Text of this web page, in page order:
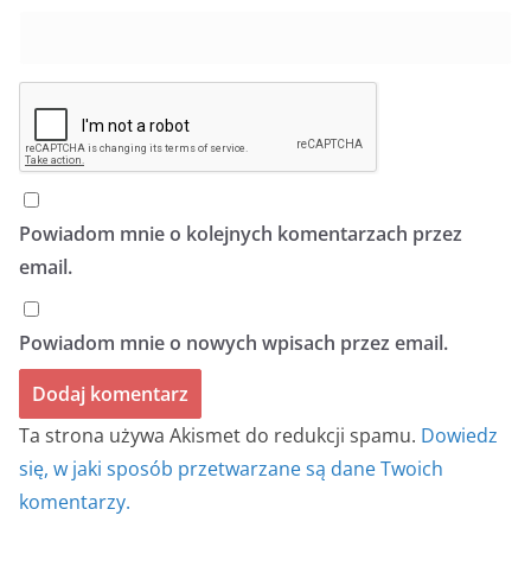
Powiadom mnie o kolejnych komentarzach przez
email.
Powiadom mnie o nowych wpisach przez email.
Ta strona używa Akismet do redukcji spamu. Dowiedz
się, w jaki sposób przetwarzane są dane Twoich
komentarzy.